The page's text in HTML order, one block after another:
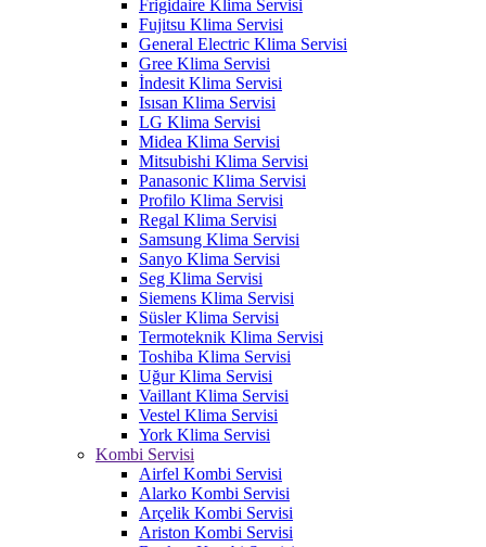
Frigidaire Klima Servisi
Fujitsu Klima Servisi
General Electric Klima Servisi
Gree Klima Servisi
İndesit Klima Servisi
Isısan Klima Servisi
LG Klima Servisi
Midea Klima Servisi
Mitsubishi Klima Servisi
Panasonic Klima Servisi
Profilo Klima Servisi
Regal Klima Servisi
Samsung Klima Servisi
Sanyo Klima Servisi
Seg Klima Servisi
Siemens Klima Servisi
Süsler Klima Servisi
Termoteknik Klima Servisi
Toshiba Klima Servisi
Uğur Klima Servisi
Vaillant Klima Servisi
Vestel Klima Servisi
York Klima Servisi
Kombi Servisi
Airfel Kombi Servisi
Alarko Kombi Servisi
Arçelik Kombi Servisi
Ariston Kombi Servisi